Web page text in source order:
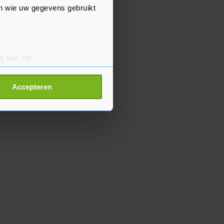
wie uw gegevens gebruikt
kan zijn
detailgedeelte
cookiepagina kun je
Accepteren